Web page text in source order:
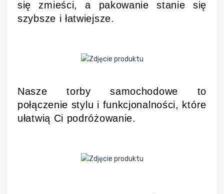
się zmieści, a pakowanie stanie się
szybsze i łatwiejsze.
Nasze torby samochodowe to
połączenie stylu i funkcjonalności, które
ułatwią Ci podróżowanie.